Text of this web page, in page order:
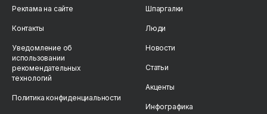
Реклама на сайте
Контакты
Уведомление об
использовании
рекомендательных
технологий
Политика конфиденциальности
Шпаргалки
Люди
Новости
Статьи
Акценты
Инфографика